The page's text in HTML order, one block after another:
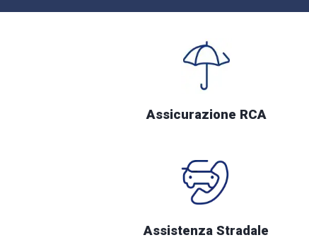
Assicurazione RCA
Assistenza Stradale